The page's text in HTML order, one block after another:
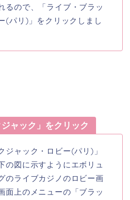
るので、「ライブ・ブラッ
(パリ)」をクリックしまし
ャック」をクリック
ジャック・ロビー(パリ)」
の図に示すようにエボリュ
のライブカジノのロビー画
面上のメニューの「ブラッ